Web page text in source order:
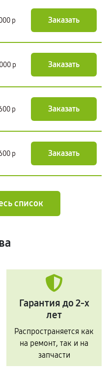
р Заказать
р Заказать
р Заказать
р Заказать
список
Гарантия до 2-х
лет
Распространяется как
на ремонт, так и на
запчасти